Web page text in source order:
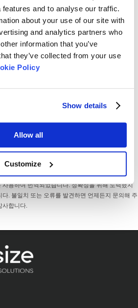
and to analyse our traffic.
about your use of our site with
and analytics partners who
information that you’ve
they’ve collected from your use
Policy
Show details
Allow all
Customize
중요성. 빠르고 재현 가능한 결과를 위한 레
서 자세히 알아보세요.
this article
사용하여 번역되었습니다. 정확성을 위해 노력했지
. 불일치 또는 오류를 발견하면 언제든지 문의해 주
사합니다.